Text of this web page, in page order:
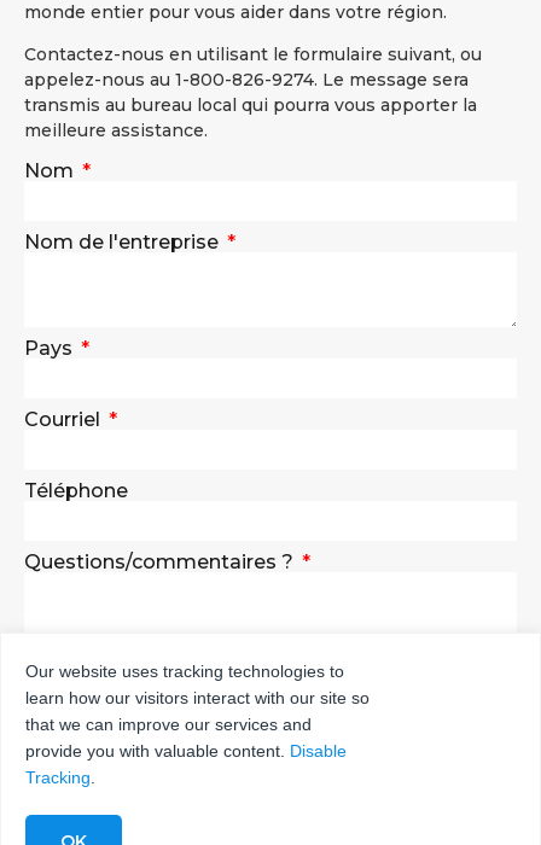
monde entier pour vous aider dans votre région.
Contactez-nous en utilisant le formulaire suivant, ou
appelez-nous au 1-800-826-9274. Le message sera
transmis au bureau local qui pourra vous apporter la
meilleure assistance.
Nom
Nom de l'entreprise
Pays
Courriel
Téléphone
Questions/commentaires ?
ENVOYER
Our website uses tracking technologies to
learn how our visitors interact with our site so
that we can improve our services and
provide you with valuable content. Disable
Tracking